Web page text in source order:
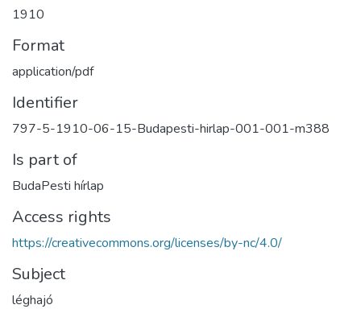
1910
Format
application/pdf
Identifier
797-5-1910-06-15-Budapesti-hirlap-001-001-m388
Is part of
BudaPesti hírlap
Access rights
https://creativecommons.org/licenses/by-nc/4.0/
Subject
léghajó